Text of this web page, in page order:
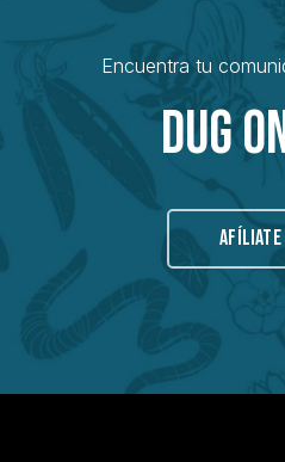
Encuentra tu
Dug
AFÍLIATE